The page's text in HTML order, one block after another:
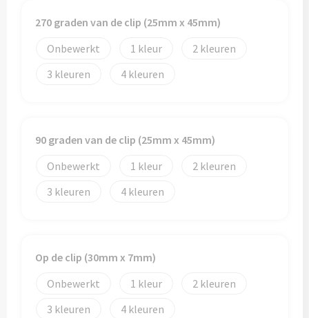
270 graden van de clip (25mm x 45mm)
Onbewerkt
1
2
3
4
90 graden van de clip (25mm x 45mm)
Onbewerkt
1
2
3
4
Op de clip (30mm x 7mm)
Onbewerkt
1
2
3
4